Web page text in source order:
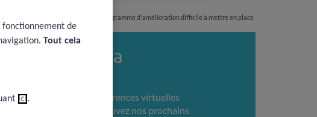
Un programme d'amélioration difficile à mettre en place
Agenda
Conférences virtuelles
Retrouvez nos prochains
fonctionnement de
Tout cela
ici.